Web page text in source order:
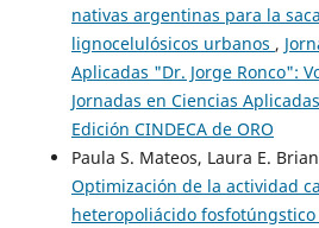
nativas argentinas para la
lignocelulósicos urbanos ,
Aplicadas "Dr. Jorge Ronco":
Jornadas en Ciencias
Edición CINDECA de ORO
Paula S. Mateos, Laura E.
Optimización de la actividad
heteropoliácido fosfotúngstico